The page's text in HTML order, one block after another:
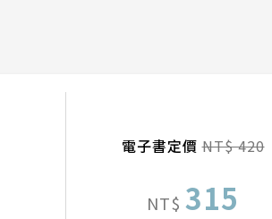
電子書定價NT$ 420
NT$ 315